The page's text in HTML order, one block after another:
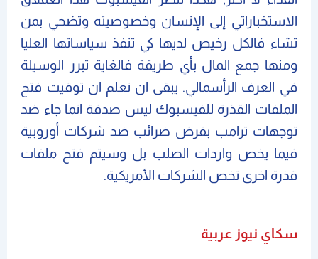
الاستخباراتي إلى الإنسان وخصوصيته وتضحي بمن
تشاء فالكل رخيص لديها كي تنفذ سياساتها العليا
ومنها جمع المال بأي طريقة فالغاية تبرر الوسيلة
في العرف الرأسمالي. يبقى ان نعلم ان توقيت فتح
الملفات القذرة للفيسبوك ليس صدفة انما جاء ضد
توجهات ترامب بفرض ضرائب ضد شركات أوروبية
فيما يخص واردات الصلب بل وسيتم فتح ملفات
قذرة اخرى تخص الشركات الأمريكية.
سكاي نيوز عربية